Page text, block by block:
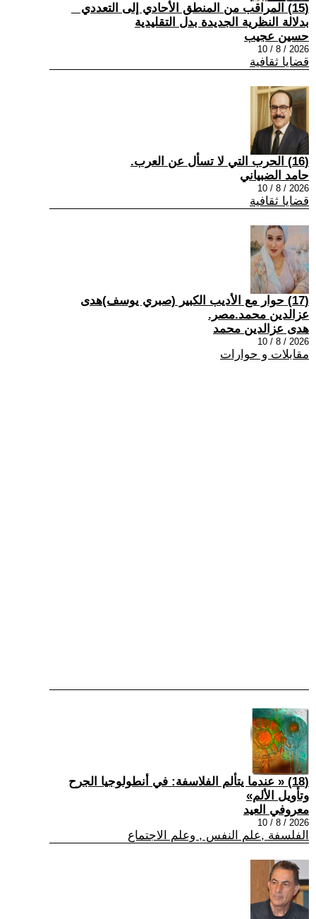
(15) المراقب من المنطق الأحادي إلى التعددي _
بدلالة النظرية الجديدة بدل التقليدية
حسين عجيب
2026 / 8 / 10
قضايا ثقافية
(16) الحرب التي لا تسأل عن العرب.
حامد الضبياني
2026 / 8 / 10
قضايا ثقافية
(17) حوار مع الأديب الكبير (صبري يوسف)هدى
عزالدين محمد.مصر.
هدى عزالدين محمد
2026 / 8 / 10
مقابلات و حوارات
(18) « عندما يتألم الفلاسفة: في أنطولوجيا الجرح
وتأويل الألم»
معروفي العيد
2026 / 8 / 10
الفلسفة ,علم النفس , وعلم الاجتماع